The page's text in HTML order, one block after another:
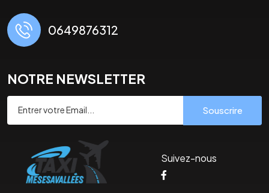
0649876312
NOTRE NEWSLETTER
Souscrire
Suivez-nous